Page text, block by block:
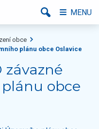
obce
plánu obce Oslavice
závazné
obce
MENU